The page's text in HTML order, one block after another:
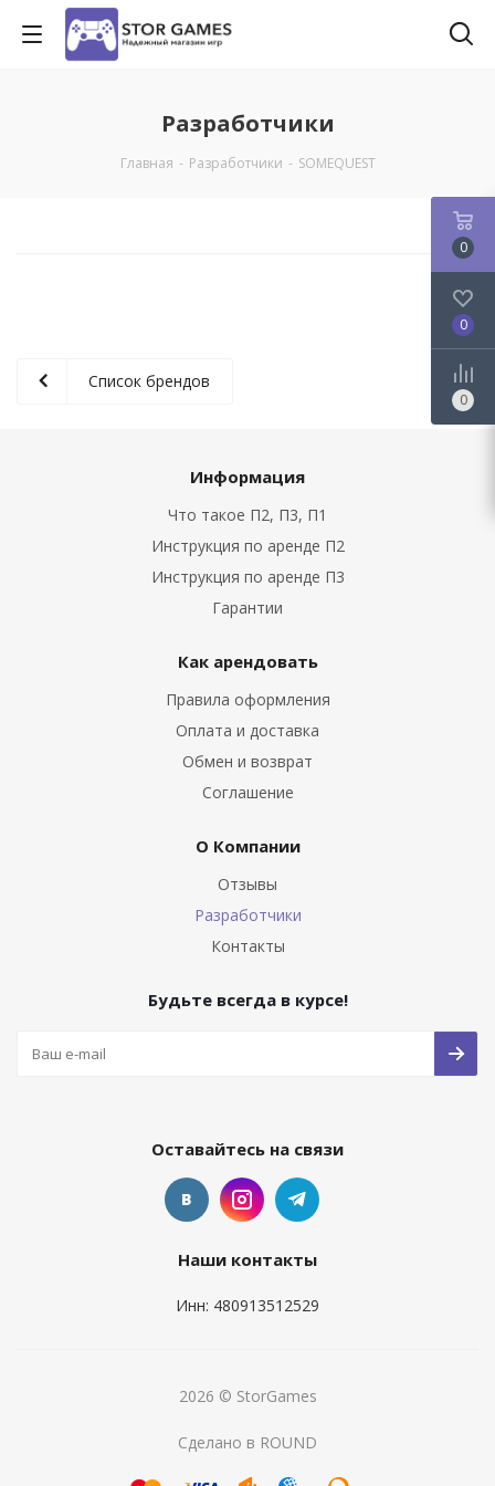
Разработчики
Главная - Разработчики - SOMEQUEST
Список брендов
Информация
Что такое П2, П3, П1
Инструкция по аренде П2
Инструкция по аренде П3
Гарантии
Как арендовать
Правила оформления
Оплата и доставка
Обмен и возврат
Соглашение
О Компании
Отзывы
Разработчики
Контакты
Будьте всегда в курсе!
Оставайтесь на связи
Наши контакты
Инн: 480913512529
2026 © StorGames
Сделано в ROUND
0
0
0